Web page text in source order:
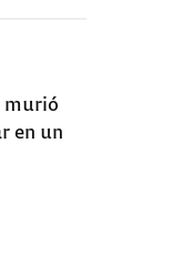
murió
en un